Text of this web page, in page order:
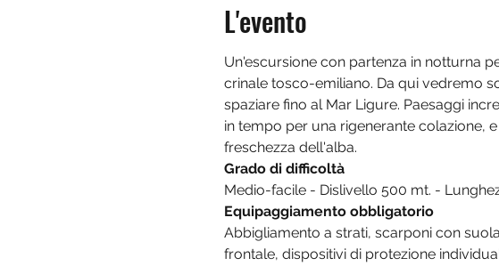
L'evento
Un'escursione con partenza in notturna
crinale tosco-emiliano. Da qui vedremo
spaziare fino al Mar Ligure. Paesaggi
in tempo per una rigenerante colazione,
freschezza dell'alba.
Grado di difficoltà
Medio-facile - Dislivello 500 mt. -
Equipaggiamento obbligatorio
Abbigliamento a strati, scarponi con
frontale, dispositivi di protezione